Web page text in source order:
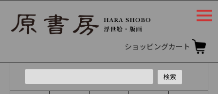
ショッピングカート